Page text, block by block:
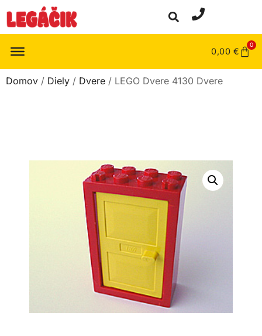
0,00 €
0
Domov / Diely / Dvere / LEGO Dvere 4130 Dvere